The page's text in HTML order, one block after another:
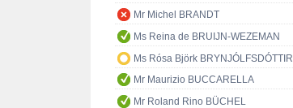
Mr Michel BRANDT
Ms Reina de BRUIJN-WEZEMAN
Ms Rósa Björk BRYNJÓLFSDÓTTIR
Mr Maurizio BUCCARELLA
Mr Roland Rino BÜCHEL